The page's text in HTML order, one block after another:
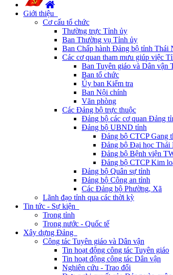
Giới thiệu
Cơ cấu tổ chức
Thường trực Tỉnh ủy
Ban Thường vụ Tỉnh ủy
Ban Chấp hành Đảng bộ tỉnh Thái
Các cơ quan tham mưu giúp việc
Ban Tuyên giáo và Dân vận
Ban tổ chức
Ủy ban Kiểm tra
Ban Nội chính
Văn phòng
Các Đảng bộ trực thuộc
Đảng bộ các cơ quan Đảng
Đảng bộ UBND tỉnh
Đảng bộ CTCP Gang
Đảng bộ Đại học Thái
Đảng bộ Bệnh viện
Đảng bộ CTCP Kim
Đảng bộ Quân sự tỉnh
Đảng bộ Công an tỉnh
Các Đảng bộ Phường, Xã
Lãnh đạo tỉnh qua các thời kỳ
Tin tức - Sự kiện
Trong tỉnh
Trong nước - Quốc tế
Xây dựng Đảng
Công tác Tuyên giáo và Dân vận
Tin hoạt động công tác Tuyên giáo
Tin hoạt động công tác Dân vận
Nghiên cứu - Trao đổi